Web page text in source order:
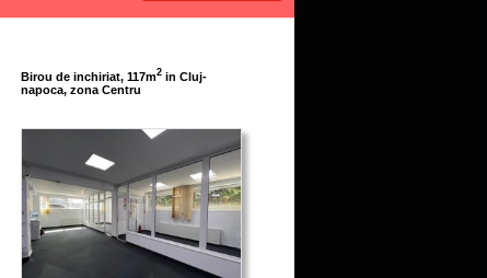
Birou de inchiriat, 117m2 in Cluj-
napoca, zona Centru